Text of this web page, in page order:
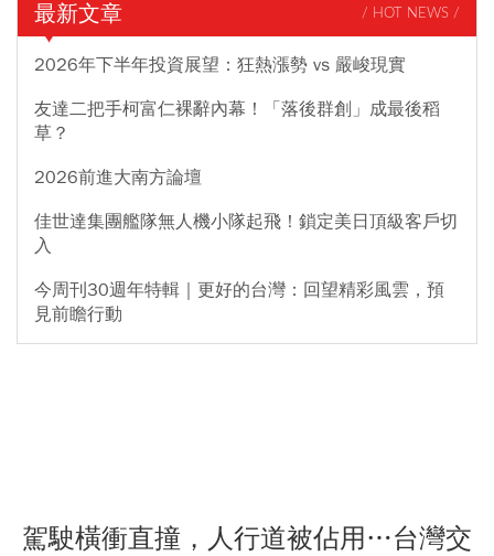
最新文章 / HOT NEWS /
2026年下半年投資展望：狂熱漲勢 vs 嚴峻現實
友達二把手柯富仁裸辭內幕！「落後群創」成最後稻
草？
2026前進大南方論壇
佳世達集團艦隊無人機小隊起飛！鎖定美日頂級客戶切
入
今周刊30週年特輯｜更好的台灣：回望精彩風雲，預
見前瞻行動
駕駛橫衝直撞，人行道被佔用…台灣交